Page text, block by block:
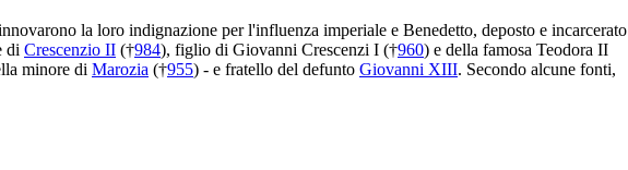
la loro indignazione per l'influenza imperiale e Benedetto, deposto e incarcerato
di Crescenzio II (†984), figlio di Giovanni Crescenzi I (†960) e della famosa Teodora II
minore di Marozia (†955) - e fratello del defunto Giovanni XIII. Secondo alcune fonti,